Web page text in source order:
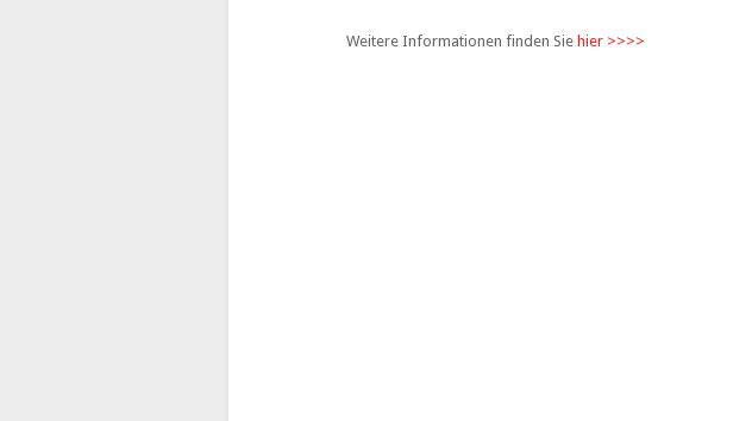
Weitere Informationen finden Sie hier >>>>